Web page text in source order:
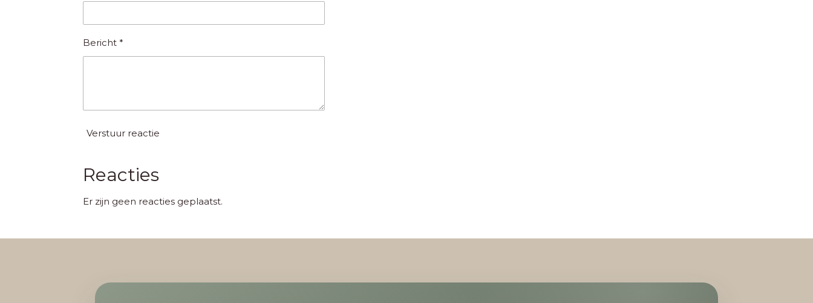
Bericht *
Verstuur reactie
Reacties
Er zijn geen reacties geplaatst.